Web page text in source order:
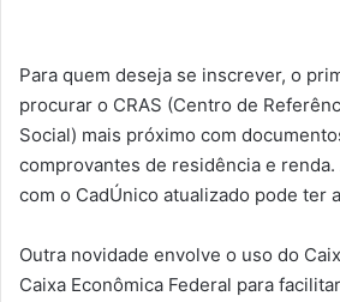
Para quem deseja se inscrever, o
procurar o CRAS (Centro de
Social) mais próximo com
comprovantes de residência e
com o CadÚnico atualizado pode ter
Outra novidade envolve o uso do
Caixa Econômica Federal para